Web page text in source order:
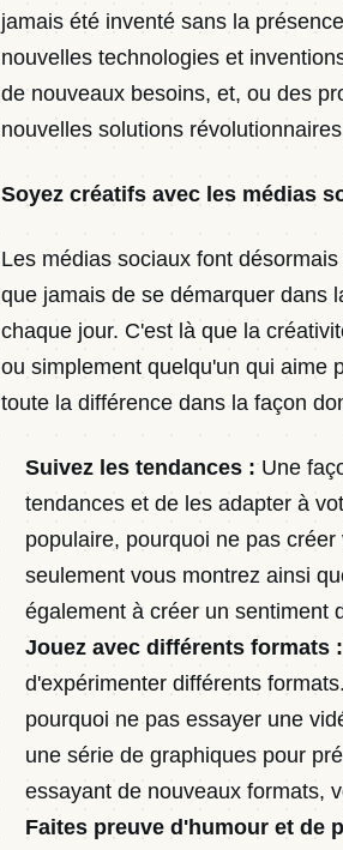
jamais été inventé sans la
nouvelles technologies et
de nouveaux besoins, et, ou des
nouvelles solutions
Soyez créatifs avec les médias
Les médias sociaux font
que jamais de se démarquer dans
chaque jour. C'est là que la
ou simplement quelqu'un qui aime
toute la différence dans la façon
Suivez les tendances : Une
tendances et de les adapter à
populaire, pourquoi ne pas
seulement vous montrez ainsi
également à créer un sentiment
Jouez avec différents formats :
d'expérimenter différents
pourquoi ne pas essayer une
une série de graphiques pour
essayant de nouveaux formats,
Faites preuve d'humour et de